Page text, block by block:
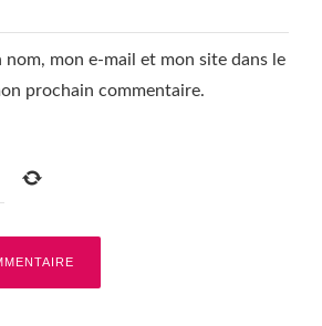
nom, mon e-mail et mon site dans le
prochain commentaire.